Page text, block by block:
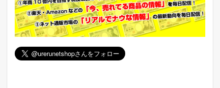
売
上
3
本
日
ま